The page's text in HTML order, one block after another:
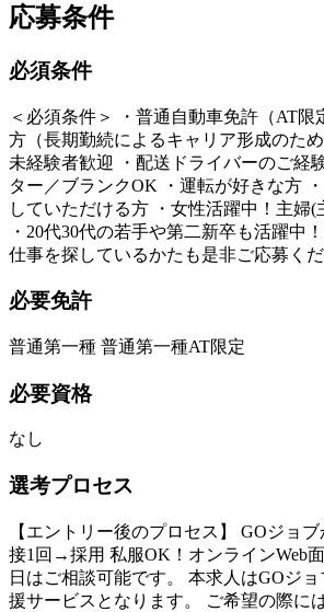
応募条件
必須条件
＜必須条件＞ ・普通自動車免許（AT限
方（長期勤続によるキャリア形成のた
未経験者歓迎 ・配送ドライバーのご経
ター／ブランクOK ・運転が好きな方
していただける方 ・女性活躍中！主婦(
・20代30代の若手や第二新卒も活躍中
仕事を探しているかたも是非ご応募くだ
必要免許
普通第一種 普通第一種AT限定
必要資格
なし
選考プロセス
【エントリー後のプロセス】 GOジョ
接1回→採用 私服OK！オンラインWeb
日はご相談可能です。 本求人はGOジ
援サービスとなります。 ご希望の際に